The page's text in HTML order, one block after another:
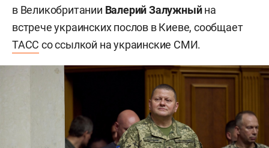
в Великобритании Валерий Залужныйна
встрече украинских послов в Киеве, сообщает
ТАСС со ссылкой на украинские СМИ.